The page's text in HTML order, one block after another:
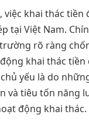
việc khai thác
tại Việt Nam.
rõ ràng
khai thác
yếu là do
và tiêu tốn năng
động khai thác.